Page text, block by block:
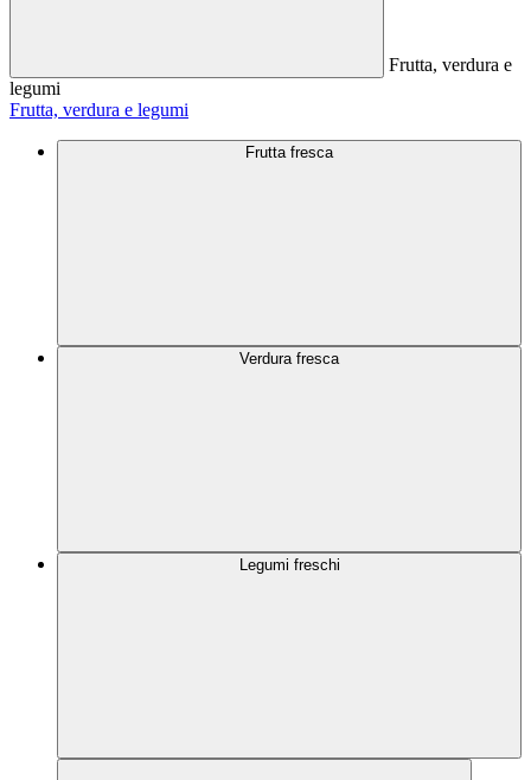
Frutta, verdura e
legumi
Frutta, verdura e legumi
Frutta fresca
Verdura fresca
Legumi freschi